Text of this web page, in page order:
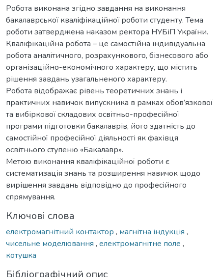
Робота виконана згідно завдання на виконання
бакалаврської кваліфікаційної роботи студенту. Тема
роботи затверджена наказом ректора НУБіП України.
Кваліфікаційна робота – це самостійна індивідуальна
робота аналітичного, розрахункового, бізнесового або
організаційно-економічного характеру, що містить
рішення завдань узагальненого характеру.
Робота відображає рівень теоретичних знань і
практичних навичок випускника в рамках обов’язкової
та вибіркової складових освітньо-професійної
програми підготовки бакалаврів, його здатність до
самостійної професійної діяльності як фахівця
освітнього ступеню «Бакалавр».
Метою виконання кваліфікаційної роботи є
систематизація знань та розширення навичок щодо
вирішення завдань відповідно до професійного
спрямування.
Ключові слова
електромагнітний контактор , магнітна індукція ,
чисельне моделювання , електромагнітне поле ,
котушка
Бібліографічний опис